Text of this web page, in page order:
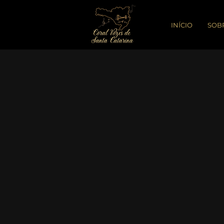
INÍCIO